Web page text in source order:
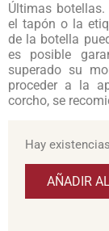
Últimas
el tapón o la
de la botella
es posible
superado su
proceder a la
corcho, se
Hay existencias
AÑADIR